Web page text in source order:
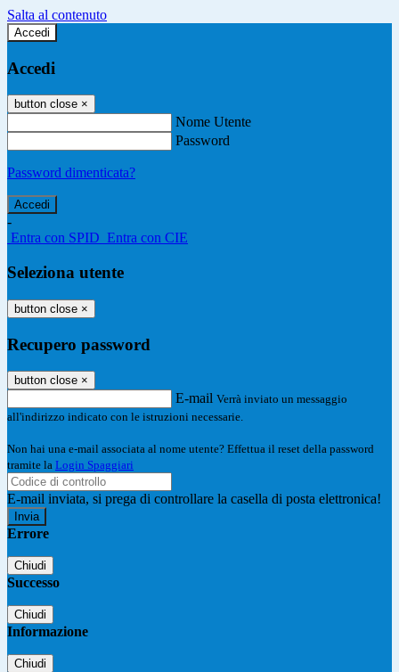
Salta al contenuto
Accedi
Accedi
button close ×
Nome Utente
Password
Password dimenticata?
-
Entra con SPID Entra con CIE
Seleziona utente
button close ×
Recupero password
button close ×
E-mail Verrà inviato un messaggio
all'indirizzo indicato con le istruzioni necessarie.
Non hai una e-mail associata al nome utente? Effettua il reset della password
tramite la Login Spaggiari
E-mail inviata, si prega di controllare la casella di posta elettronica!
Errore
Chiudi
Successo
Chiudi
Informazione
Chiudi